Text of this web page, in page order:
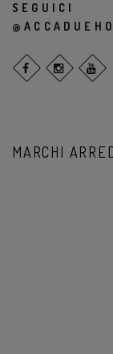
SEGUICI
MARCHI